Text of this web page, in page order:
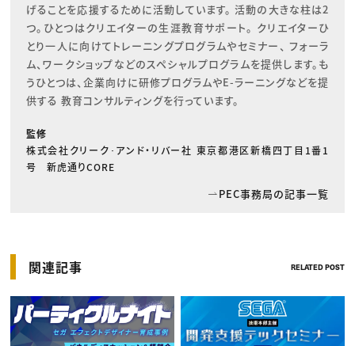
げることを応援するために活動しています。 活動の大きな柱は2
つ。ひとつはクリエイターの生涯教育サポート。 クリエイターひ
とり一人に向けてトレーニングプログラムやセミナー、 フォーラ
ム、ワークショップなどのスペシャルプログラムを提供します。も
うひとつは、企業向けに研修プログラムやE-ラーニングなどを提
供する 教育コンサルティングを行っています。
監修
株式会社クリーク･アンド・リバー社 東京都港区新橋四丁目1番1
号 新虎通りCORE
PEC事務局の記事一覧
関連記事 RELATED POST